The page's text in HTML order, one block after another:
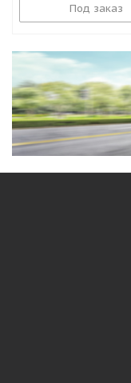
Под заказ